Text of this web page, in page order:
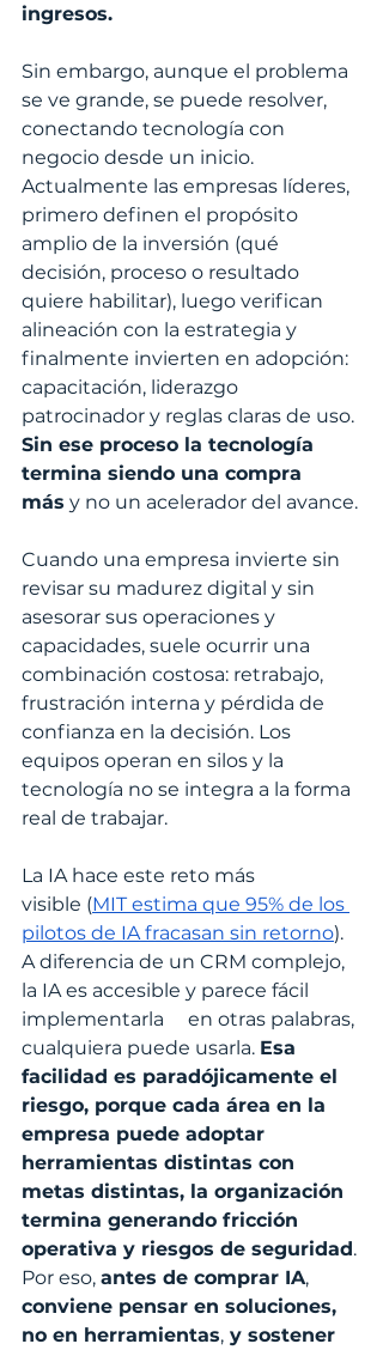
ingresos.
Sin embargo, aunque el problema
se ve grande, se puede resolver,
conectando tecnología con
negocio desde un inicio.
Actualmente las empresas líderes,
primero definen el propósito
amplio de la inversión (qué
decisión, proceso o resultado
quiere habilitar), luego verifican
alineación con la estrategia y
finalmente invierten en adopción:
capacitación, liderazgo
patrocinador y reglas claras de uso.
Sin ese proceso la tecnología
termina siendo una compra
más y no un acelerador del avance.
Cuando una empresa invierte sin
revisar su madurez digital y sin
asesorar sus operaciones y
capacidades, suele ocurrir una
combinación costosa: retrabajo,
frustración interna y pérdida de
confianza en la decisión. Los
equipos operan en silos y la
tecnología no se integra a la forma
real de trabajar.
La IA hace este reto más
visible (MIT estima que 95% de los
pilotos de IA fracasan sin retorno).
A diferencia de un CRM complejo,
la IA es accesible y parece fácil
implementarla     en otras palabras,
cualquiera puede usarla. Esa
facilidad es paradójicamente el
riesgo, porque cada área en la
empresa puede adoptar
herramientas distintas con
metas distintas, la organización
termina generando fricción
operativa y riesgos de seguridad.
Por eso, antes de comprar IA,
conviene pensar en soluciones,
no en herramientas, y sostener